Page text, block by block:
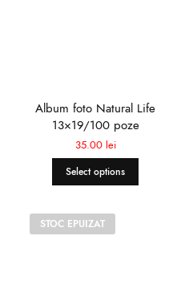
Album foto Natural Life
13×19/100 poze
35.00 lei
Select options
STOC EPUIZAT